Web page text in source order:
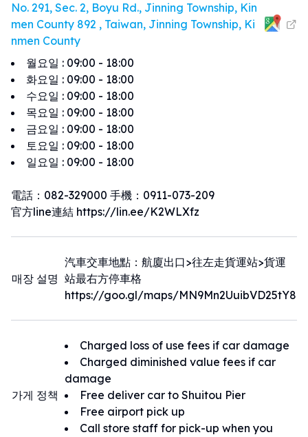
No. 291, Sec. 2, Boyu Rd., Jinning Township, Kin
men County 892 , Taiwan, Jinning Township, Ki
nmen County
월요일 : 09:00 - 18:00
화요일 : 09:00 - 18:00
수요일 : 09:00 - 18:00
목요일 : 09:00 - 18:00
금요일 : 09:00 - 18:00
토요일 : 09:00 - 18:00
일요일 : 09:00 - 18:00
電話：082-329000 手機：0911-073-209
官方line連結 https://lin.ee/K2WLXfz
매장 설명
汽車交車地點：航廈出口>往左走貨運站>貨運
站最右方停車格
https://goo.gl/maps/MN9Mn2UuibVD25tY8
가게 정책
Charged loss of use fees if car damage
Charged diminished value fees if car
damage
Free deliver car to Shuitou Pier
Free airport pick up
Call store staff for pick-up when you